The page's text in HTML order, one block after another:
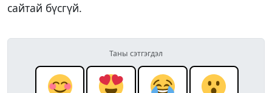
сайтай бүсгүй.
Таны сэтгэгдэл